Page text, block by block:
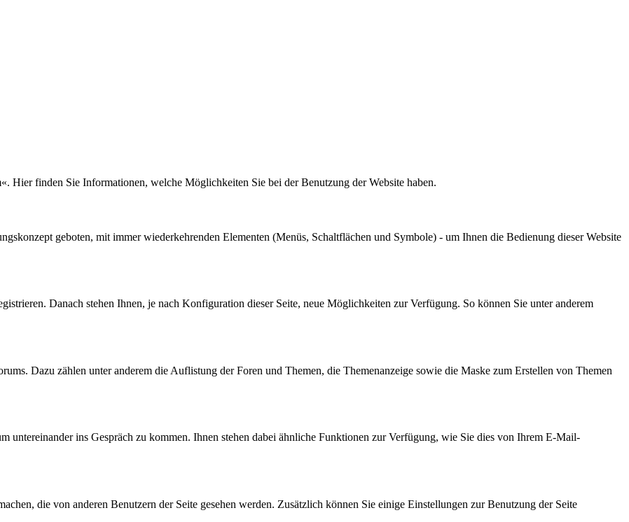
Hier finden Sie Informationen, welche Möglichkeiten Sie bei der Benutzung der Website haben.
geboten, mit immer wiederkehrenden Elementen (Menüs, Schaltflächen und Symbole) - um Ihnen die Bedienung dieser Website
Danach stehen Ihnen, je nach Konfiguration dieser Seite, neue Möglichkeiten zur Verfügung. So können Sie unter anderem
Dazu zählen unter anderem die Auflistung der Foren und Themen, die Themenanzeige sowie die Maske zum Erstellen von Themen
untereinander ins Gespräch zu kommen. Ihnen stehen dabei ähnliche Funktionen zur Verfügung, wie Sie dies von Ihrem E-Mail-
die von anderen Benutzern der Seite gesehen werden. Zusätzlich können Sie einige Einstellungen zur Benutzung der Seite